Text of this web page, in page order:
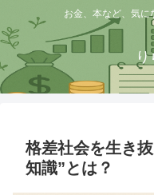
お金、本など、気に
格差社会を生き
知識”とは？